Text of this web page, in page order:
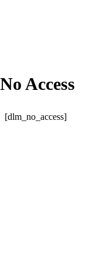
No Access
[dlm_no_access]